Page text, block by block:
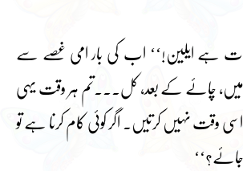
ہے ایلین!‘‘ اب کی بار امی غصے سے
چائے کے بعد، کل۔۔۔تم ہر وقت یہی
اسی وقت نہیں کرتیں۔ اگر کوئی کام کرنا ہے تو
جائے؟‘‘